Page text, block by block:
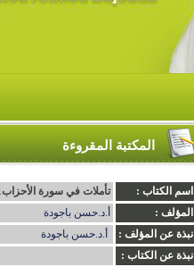
المكتبة المقروءة
اسم الكتاب :
تأملات في سورة الأحزاب11
المؤلف :
أ.د.حسن باجودة
نبذة عن المؤلف :
أ.د.حسن باجودة
نبذة عن الكتاب :